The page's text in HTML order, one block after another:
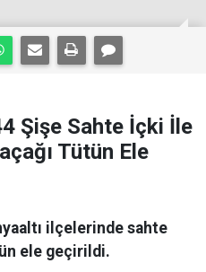
Şişe Sahte İçki İle
Tütün Ele
ilçelerinde sahte
ele geçirildi.